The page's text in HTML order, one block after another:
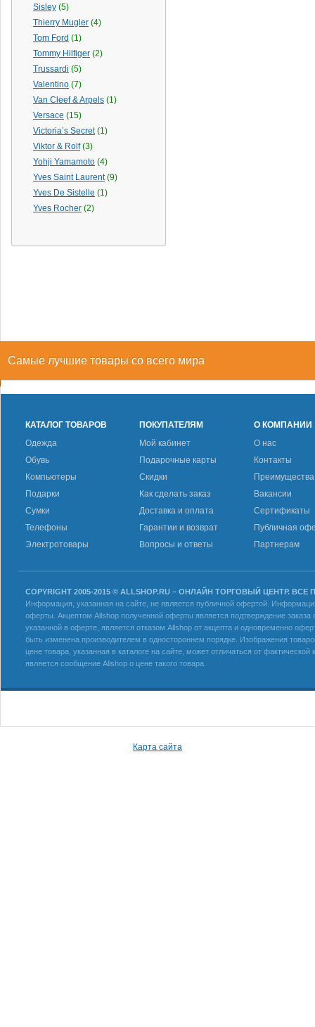
Sisley (5)
Thierry Mugler (4)
Tom Ford (1)
Tommy Hilfiger (2)
Trussardi (5)
Valentino (7)
Van Cleef & Arpels (1)
Versace (15)
Victoria’s Secret (1)
Viktor & Rolf (3)
Yohji Yamamoto (4)
Yves Saint Laurent (9)
Yves De Sistelle (1)
Yves Rocher (2)
Самые лучшие товары со всего мира
КАТАЛОГ ТОВАРОВ
Одежда
Обувь
Компьютеры
Подарки
Сумки
Телефоны
Электротовары
ПОКУПАТЕЛЯМ
Мой кабинет
Подарочные карты
Скидки
Как сделать заказ
Доставка и оплата
Гарантии и возврат
Вопросы и ответы
О КОМПАНИИ
О нас
Контакты
Преимущества
Вакансии
Сертификаты
Публичная
Партнерам
COPYRIGHT 2005-2015 © ALLSHOP.RU – ОНЛАЙН ТОРГОВЫЙ ЦЕНТР.
Информация, указанная на сайте, не является публичной офертой.
оферты. Акцептом Allshop полученной оферты является подтверждение
указанной в оферте, является отказом Allshop от акцепта и одновременно
быть изменена производителем в одностороннем порядке. Изображения
цене товара, указанная в каталоге на сайте, может отличаться от
является сообщение Allshop о цене такого товара.
Карта сайта